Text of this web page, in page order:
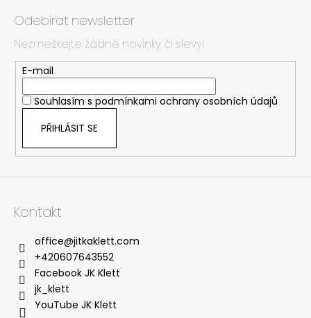
Odebírat newsletter
Nezmeškejte žádné novinky či slevy!
E-mail
Souhlasím s podmínkami ochrany osobních údajů
PŘIHLÁSIT SE
Kontakt
office@jitkaklett.com
+420607643552
Facebook JK Klett
jk_klett
YouTube JK Klett